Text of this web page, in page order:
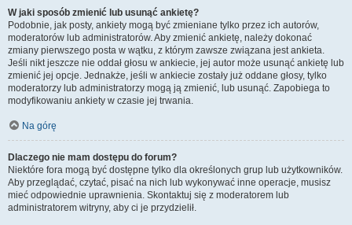
W jaki sposób zmienić lub usunąć ankietę?
Podobnie, jak posty, ankiety mogą być zmieniane tylko przez ich autorów,
moderatorów lub administratorów. Aby zmienić ankietę, należy dokonać
zmiany pierwszego posta w wątku, z którym zawsze związana jest ankieta.
Jeśli nikt jeszcze nie oddał głosu w ankiecie, jej autor może usunąć ankietę lub
zmienić jej opcje. Jednakże, jeśli w ankiecie zostały już oddane głosy, tylko
moderatorzy lub administratorzy mogą ją zmienić, lub usunąć. Zapobiega to
modyfikowaniu ankiety w czasie jej trwania.
Na górę
Dlaczego nie mam dostępu do forum?
Niektóre fora mogą być dostępne tylko dla określonych grup lub użytkowników.
Aby przeglądać, czytać, pisać na nich lub wykonywać inne operacje, musisz
mieć odpowiednie uprawnienia. Skontaktuj się z moderatorem lub
administratorem witryny, aby ci je przydzielił.